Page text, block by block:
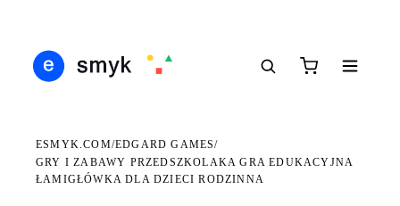
ESMYK.COM/EDGARD GAMES/
GRY I ZABAWY PRZEDSZKOLAKA GRA EDUKACYJNA
ŁAMIGŁÓWKA DLA DZIECI RODZINNA